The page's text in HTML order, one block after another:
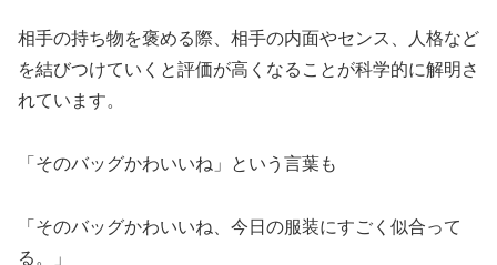
相手の持ち物を褒める際、相手の内面やセンス、人格など
を結びつけていくと評価が高くなることが科学的に解明さ
れています。
「そのバッグかわいいね」という言葉も
「そのバッグかわいいね、今日の服装にすごく似合って
る。」